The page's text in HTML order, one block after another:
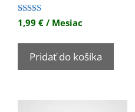
Hodnotenie
5.00
1,99 € / Mesiac
Pridať do košíka